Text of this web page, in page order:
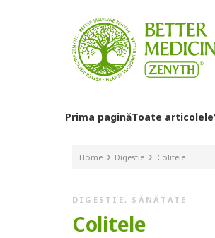
Prima paginăToate articolele
Home Digestie Colitele
DIGESTIE , SĂNĂTATE
Colitele